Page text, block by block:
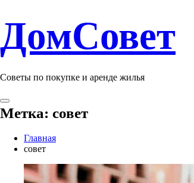
ДомСовет
Советы по покупке и аренде жилья
Метка: совет
Главная
совет